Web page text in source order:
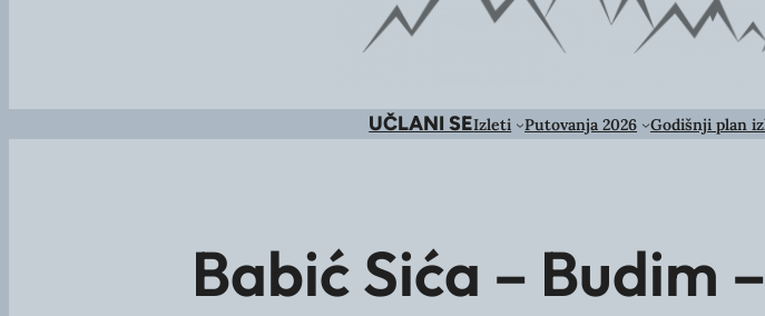
UČLANI SEIzleti Putovanja 2026 Godišnji plan
Babić Sića – Budim